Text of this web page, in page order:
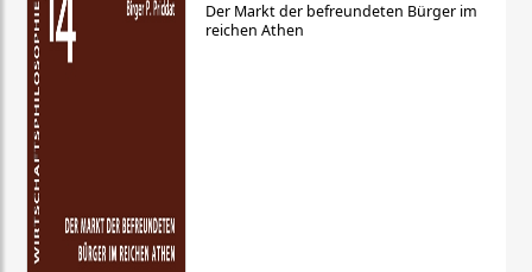
Der Markt der befreundeten Bürger im
reichen Athen